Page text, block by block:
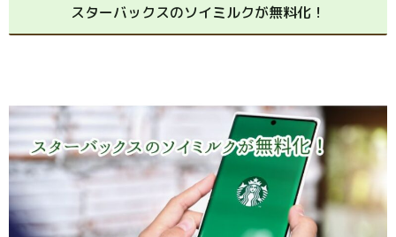
スターバックスのソイミルクが無料化！